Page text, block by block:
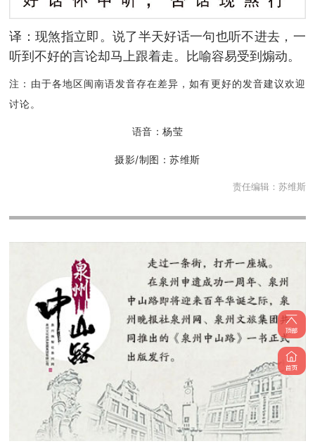
译：现煞指立即。说了半天好话一句也听不进去，一
听到不好的言论却马上跟着走。比喻容易受到煽动。
注：由于各地区闽南语发音存在差异，如有更好的发音建议欢迎
讨论。
语音：杨莹
摄影/制图：苏维斯
责任编辑： 苏维斯